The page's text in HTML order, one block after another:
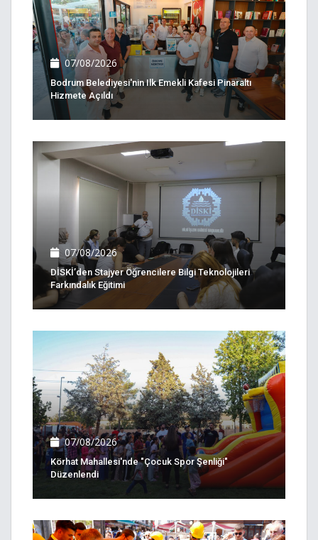
07/08/2026
Bodrum Belediyesi'nin Ilk Emekli Kafesi Pinaraltı
Hizmete Açıldı
07/08/2026
DİSKİ’den Stajyer Öğrencilere Bilgi Teknolojileri
Farkındalık Eğitimi
07/08/2026
Körhat Mahallesi'nde "Çocuk Spor Şenliği"
Düzenlendi